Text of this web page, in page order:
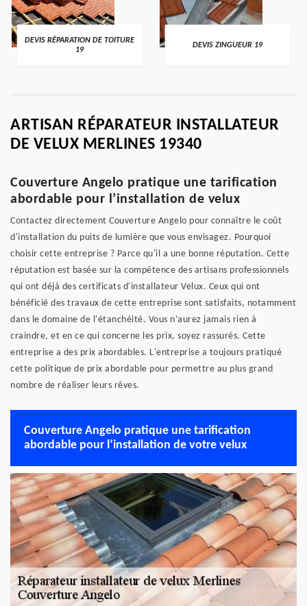
DEVIS RÉPARATION DE TOITURE
19
DEVIS ZINGUEUR 19
ARTISAN RÉPARATEUR INSTALLATEUR
DE VELUX MERLINES 19340
Couverture Angelo pratique une tarification
abordable pour l’installation de velux
Contactez directement Couverture Angelo pour connaître le coût
d'installation du puits de lumière que vous envisagez. Pourquoi
choisir cette entreprise ? Parce qu'il a une bonne réputation. Cette
réputation est basée sur la compétence des artisans professionnels
qui ont déjà des certificats d'installateur Velux. Ceux qui ont
bénéficié des travaux de cette entreprise sont satisfaits, notamment
dans le domaine de l'étanchéité. Vous n’aurez jamais rien à
craindre, et en ce qui concerne les prix, soyez rassurés. Cette
entreprise a des prix abordables. L'entreprise a toujours pratiqué
cette politique de prix abordable pour permettre au plus grand
nombre de réaliser leurs rêves.
Couverture Angelo pratique une tarification
abordable pour l’installation de votre velux